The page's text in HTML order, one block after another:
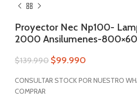
Proyector Nec Np100-
2000 Ansilumenes-
$139.990 $99.990
CONSULTAR STOCK POR NUESTRO
COMPRAR